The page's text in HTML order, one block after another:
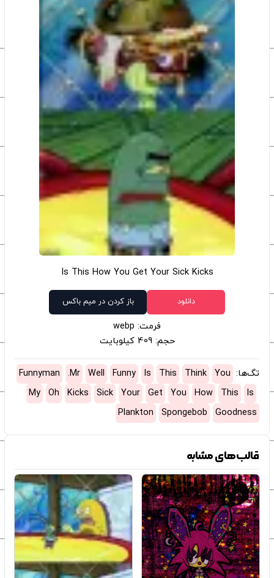
Is This How You Get Your Sick Kicks
دانلود باز کردن در میم باکس
فرمت: webp
حجم: 409 کیلوبایت
تگ‌ها: You
Think
This
Is
Funny
Well
Mr.
Funnyman
Is
This
How
You
Get
Your
Sick
Kicks
Oh
My
Goodness
Spongebob
Plankton
قالب‌های مشابه